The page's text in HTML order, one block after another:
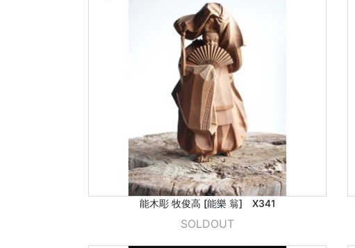
能木彫 牧俊高 [能樂 翁] X341
SOLDOUT